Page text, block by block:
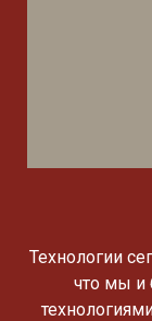
Технологии
что мы и